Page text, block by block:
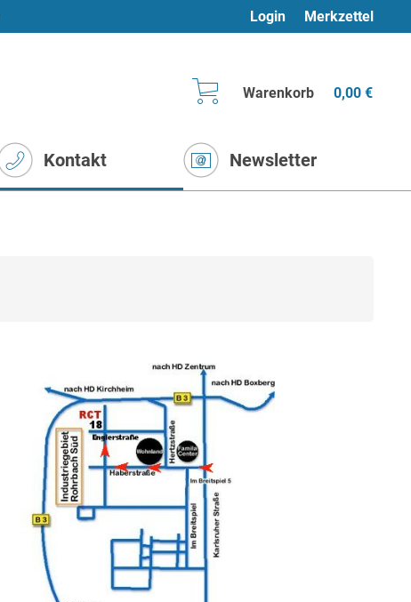
Login Merkzettel
Warenkorb 0,00 €
Kontakt Newsletter